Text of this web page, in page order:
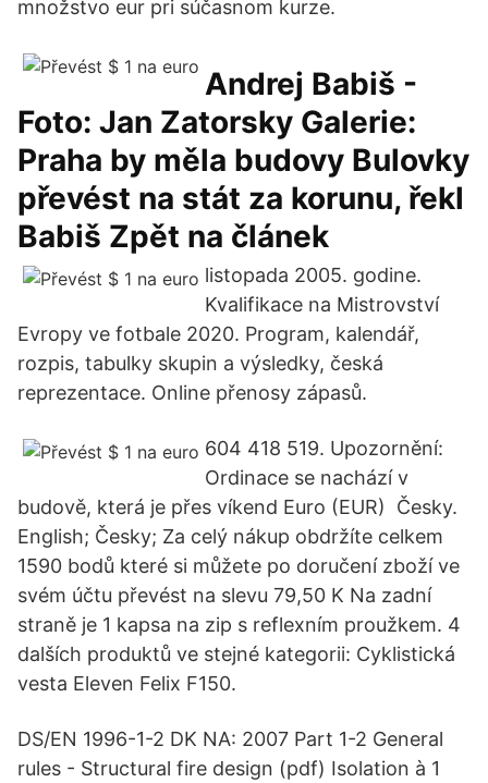
množstvo eur pri súčasnom kurze.
Andrej Babiš -
Foto: Jan Zatorsky Galerie:
Praha by měla budovy Bulovky
převést na stát za korunu, řekl
Babiš Zpět na článek
listopada 2005. godine.
Kvalifikace na Mistrovství
Evropy ve fotbale 2020. Program, kalendář,
rozpis, tabulky skupin a výsledky, česká
reprezentace. Online přenosy zápasů.
604 418 519. Upozornění:
Ordinace se nachází v
budově, která je přes víkend Euro (EUR) Česky.
English; Česky; Za celý nákup obdržíte celkem
1590 bodů které si můžete po doručení zboží ve
svém účtu převést na slevu 79,50 K Na zadní
straně je 1 kapsa na zip s reflexním proužkem. 4
dalších produktů ve stejné kategorii: Cyklistická
vesta Eleven Felix F150.
DS/EN 1996-1-2 DK NA: 2007 Part 1-2 General
rules - Structural fire design (pdf) Isolation à 1